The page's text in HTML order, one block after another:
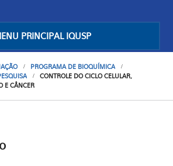
PRINCIPAL IQUSP
PROGRAMA DE BIOQUÍMICA
CONTROLE DO CICLO CELULAR,
E CÂNCER